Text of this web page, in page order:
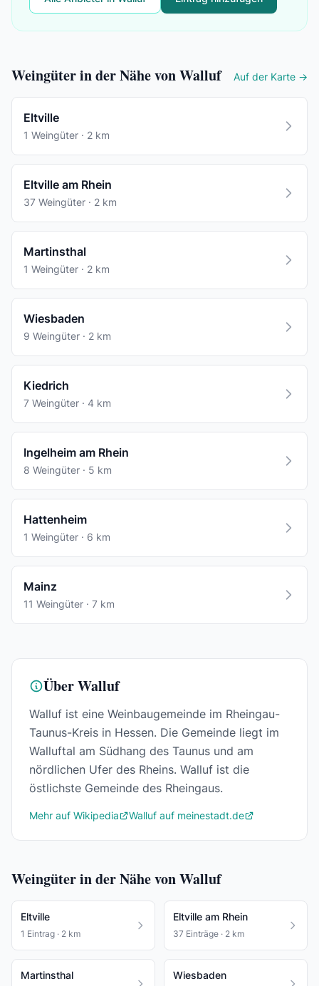
Weingüter in der Nähe von Walluf Auf der Karte →
Eltville
1 Weingüter · 2 km
Eltville am Rhein
37 Weingüter · 2 km
Martinsthal
1 Weingüter · 2 km
Wiesbaden
9 Weingüter · 2 km
Kiedrich
7 Weingüter · 4 km
Ingelheim am Rhein
8 Weingüter · 5 km
Hattenheim
1 Weingüter · 6 km
Mainz
11 Weingüter · 7 km
Über Walluf
Walluf ist eine Weinbaugemeinde im Rheingau-
Taunus-Kreis in Hessen. Die Gemeinde liegt im
Walluftal am Südhang des Taunus und am
nördlichen Ufer des Rheins. Walluf ist die
östlichste Gemeinde des Rheingaus.
Mehr auf Wikipedia Walluf auf meinestadt.de
Weingüter in der Nähe von Walluf
Eltville
1 Eintrag · 2 km
Eltville am Rhein
37 Einträge · 2 km
Martinsthal Wiesbaden